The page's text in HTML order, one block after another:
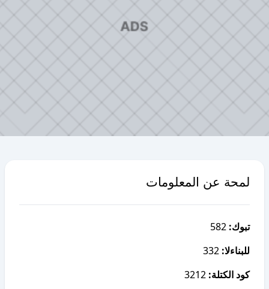
لمحة عن المعلومات
تبوك:
للبناءلا:
كود الكتلة: